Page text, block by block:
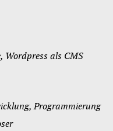
, Wordpress als CMS
Programmierung